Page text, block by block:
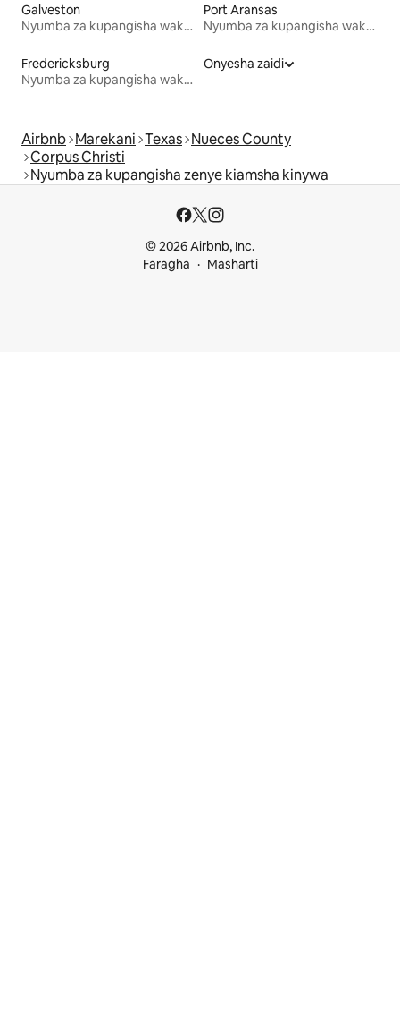
Galveston
Nyumba za kupangisha wakati wa likizo
Port Aransas
Nyumba za kupangisha wakati wa likizo
Fredericksburg
Nyumba za kupangisha wakati wa likizo
Onyesha zaidi
Airbnb Marekani Texas Nueces County
Corpus Christi
Nyumba za kupangisha zenye kiamsha kinywa
© 2026 Airbnb, Inc.
Faragha
Masharti